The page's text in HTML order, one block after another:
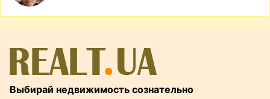
Выбирай недвижимость сознательно